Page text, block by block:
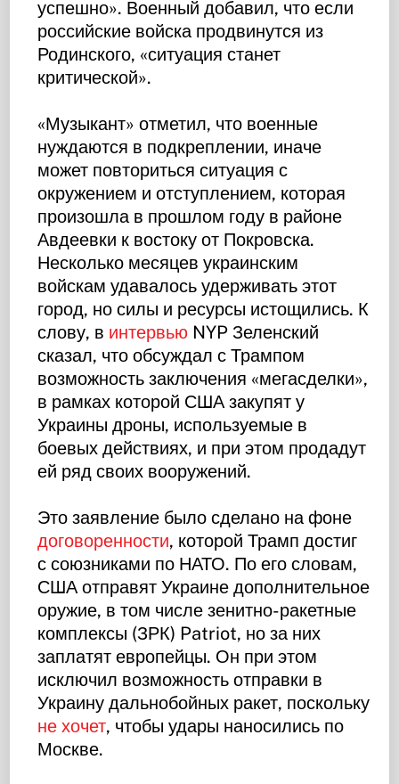
успешно». Военный добавил, что если
российские войска продвинутся из
Родинского, «ситуация станет
критической».
«Музыкант» отметил, что военные
нуждаются в подкреплении, иначе
может повториться ситуация с
окружением и отступлением, которая
произошла в прошлом году в районе
Авдеевки к востоку от Покровска.
Несколько месяцев украинским
войскам удавалось удерживать этот
город, но силы и ресурсы истощились. К
слову, в интервью NYP Зеленский
сказал, что обсуждал с Трампом
возможность заключения «мегасделки»,
в рамках которой США закупят у
Украины дроны, используемые в
боевых действиях, и при этом продадут
ей ряд своих вооружений.
Это заявление было сделано на фоне
договоренности, которой Трамп достиг
с союзниками по НАТО. По его словам,
США отправят Украине дополнительное
оружие, в том числе зенитно-ракетные
комплексы (ЗРК) Patriot, но за них
заплатят европейцы. Он при этом
исключил возможность отправки в
Украину дальнобойных ракет, поскольку
не хочет, чтобы удары наносились по
Москве.